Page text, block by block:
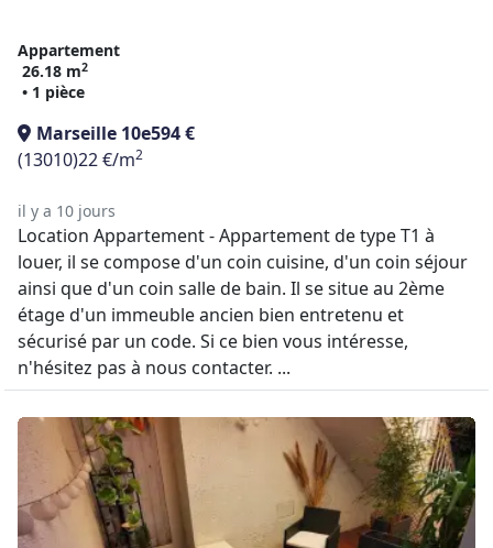
Appartement
26.18 m2
• 1 pièce
Marseille 10e594 €
(13010)22 €/m2
il y a 10 jours
Location Appartement - Appartement de type T1 à
louer, il se compose d'un coin cuisine, d'un coin séjour
ainsi que d'un coin salle de bain. Il se situe au 2ème
étage d'un immeuble ancien bien entretenu et
sécurisé par un code. Si ce bien vous intéresse,
n'hésitez pas à nous contacter. ...